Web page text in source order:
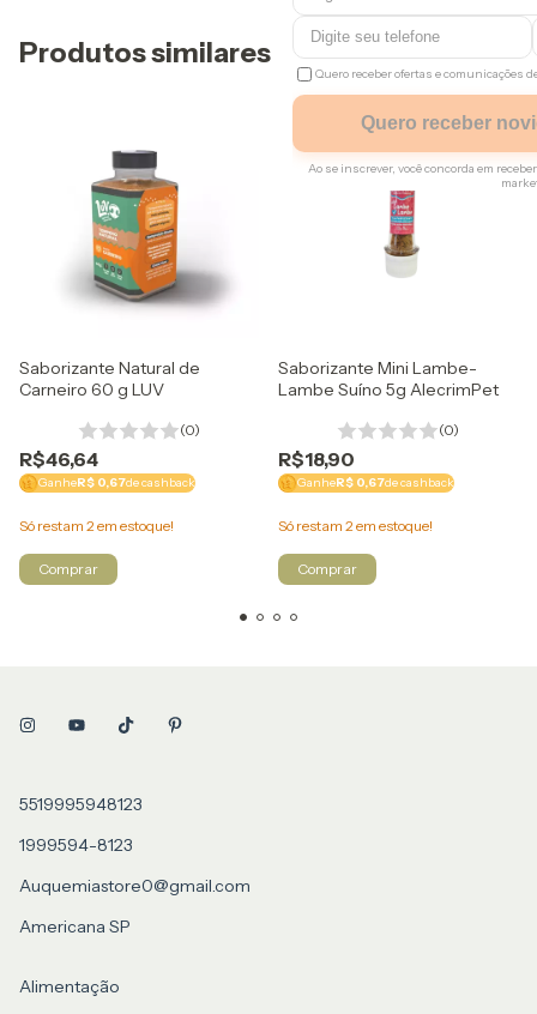
Quero receber ofertas e comunicações
Quero receber
Ao se inscrever, você concorda em
Apenas um resgate por
Produtos similares
Saborizante Natural de
Carneiro 60 g LUV
(0)
R$46,64
GanheR$ 0,67de cashback
Só restam 2em estoque!
Saborizante Mini Lambe-
Lambe Suíno 5g AlecrimPet
(0)
R$18,90
GanheR$ 0,67de cashback
Só restam 2em estoque!
5519995948123
1999594-8123
Auquemiastore0@gmail.com
Americana SP
Alimentação